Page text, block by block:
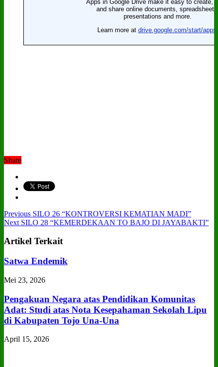
Share
Previous SILO 26 “KONTROVERSI KEMATIAN MADI”
Next SILO 28 “KEMERDEKAAN TO BAJO DI JAYABAKTI”
Artikel Terkait
Satwa Endemik
Mei 23, 2026
Pengakuan Negara atas Pendidikan Komunitas
Adat: Studi atas Nota Kesepahaman Sekolah Lipu
di Kabupaten Tojo Una‑Una
April 15, 2026